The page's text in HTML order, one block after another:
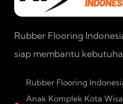
Rubber Flooring
siap membantu
Rubber Flooring
Anak Komplek Kota